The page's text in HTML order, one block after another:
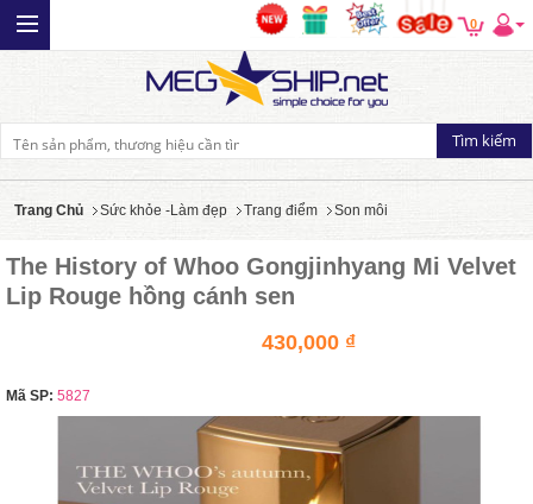
0
Trang Chủ Sức khỏe -Làm đẹp Trang điểm Son môi
The History of Whoo Gongjinhyang Mi Velvet
Lip Rouge hồng cánh sen
430,000 ₫
Mã SP: 5827